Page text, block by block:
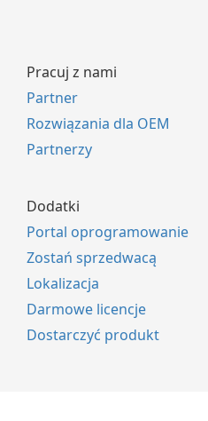
Pracuj z nami
Partner
Rozwiązania dla OEM
Partnerzy
Dodatki
Portal oprogramowanie
Zostań sprzedwacą
Lokalizacja
Darmowe licencje
Dostarczyć produkt